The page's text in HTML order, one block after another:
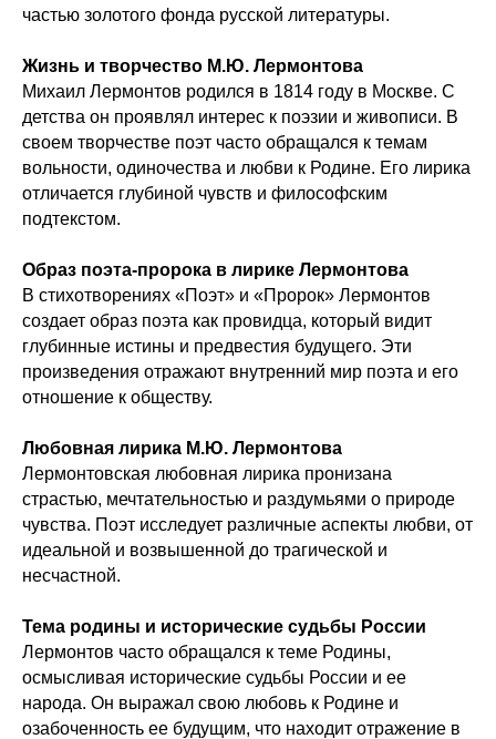
частью золотого фонда русской литературы.
Жизнь и творчество М.Ю. Лермонтова
Михаил Лермонтов родился в 1814 году в Москве. С
детства он проявлял интерес к поэзии и живописи. В
своем творчестве поэт часто обращался к темам
вольности, одиночества и любви к Родине. Его лирика
отличается глубиной чувств и философским
подтекстом.
Образ поэта-пророка в лирике Лермонтова
В стихотворениях «Поэт» и «Пророк» Лермонтов
создает образ поэта как провидца, который видит
глубинные истины и предвестия будущего. Эти
произведения отражают внутренний мир поэта и его
отношение к обществу.
Любовная лирика М.Ю. Лермонтова
Лермонтовская любовная лирика пронизана
страстью, мечтательностью и раздумьями о природе
чувства. Поэт исследует различные аспекты любви, от
идеальной и возвышенной до трагической и
несчастной.
Тема родины и исторические судьбы России
Лермонтов часто обращался к теме Родины,
осмысливая исторические судьбы России и ее
народа. Он выражал свою любовь к Родине и
озабоченность ее будущим, что находит отражение в